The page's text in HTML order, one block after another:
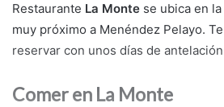
Restaurante La Monte se ubica en
muy próximo a Menéndez Pelayo.
reservar con unos días de
Comer en La Monte